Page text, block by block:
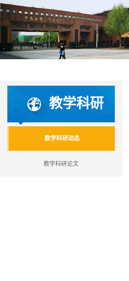
教学科研
教学科研动态
教学科研论文